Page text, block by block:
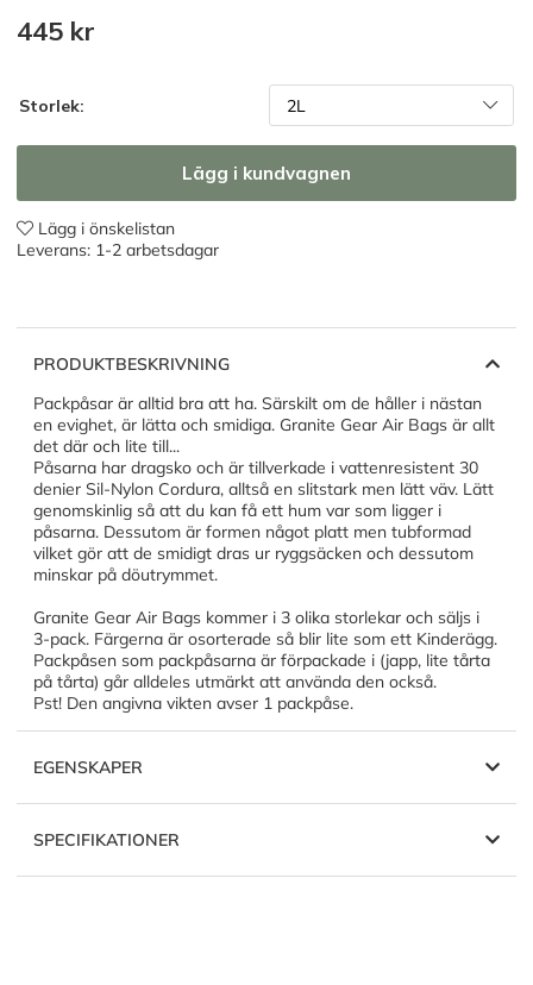
445 kr
Storlek:
Lägg i kundvagnen
Lägg i önskelistan
Leverans: 1-2 arbetsdagar
PRODUKTBESKRIVNING
Packpåsar är alltid bra att ha. Särskilt om de håller i nästan
en evighet, är lätta och smidiga. Granite Gear Air Bags är allt
det där och lite till...
Påsarna har dragsko och är tillverkade i vattenresistent 30
denier Sil-Nylon Cordura, alltså en slitstark men lätt väv. Lätt
genomskinlig så att du kan få ett hum var som ligger i
påsarna. Dessutom är formen något platt men tubformad
vilket gör att de smidigt dras ur ryggsäcken och dessutom
minskar på döutrymmet.
Granite Gear Air Bags kommer i 3 olika storlekar och säljs i
3-pack. Färgerna är osorterade så blir lite som ett Kinderägg.
Packpåsen som packpåsarna är förpackade i (japp, lite tårta
på tårta) går alldeles utmärkt att använda den också.
Pst! Den angivna vikten avser 1 packpåse.
EGENSKAPER
SPECIFIKATIONER